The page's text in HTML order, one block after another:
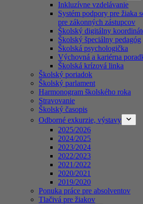
Inkluzívne vzdelávanie
Systém podpory pre žiaka
pre zákonných zástupcov
Školský digitálny
Školský špeciálny pedagóg
Školská psychologička
Výchovná a kariérna
Školská krízová linka
Školský poriadok
Školský parlament
Harmonogram školského roka
Stravovanie
Školský časopis
Odborné exkurzie, výstavy
2025/2026
2024/2025
2023/2024
2022/2023
2021/2022
2020/2021
2019/2020
Ponuka práce pre absolventov
Tlačivá pre žiakov